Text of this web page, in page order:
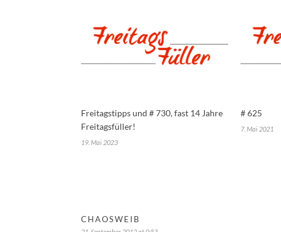
Freitagstipps und # 730, fast 14 Jahre
Freitagsfüller!
19. Mai 2023
# 625
7. Mai 2021
CHAOSWEIB